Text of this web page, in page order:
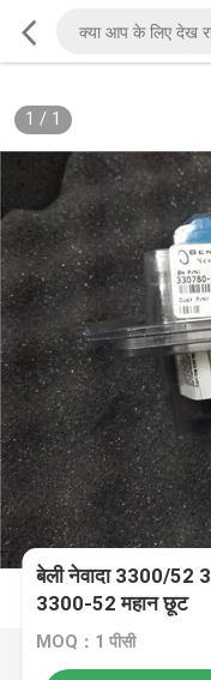
1 / 1
बेली नेवादा 3300/52
3300-52 महान छूट
MOQ：1 पीसी